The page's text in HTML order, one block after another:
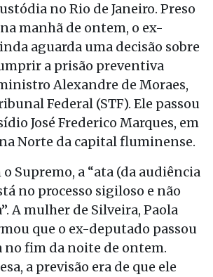
no Rio de Janeiro. Preso
manhã de ontem, o ex-
aguarda uma decisão sobre
a prisão preventiva
Alexandre de Moraes,
Federal (STF). Ele passou
José Frederico Marques, em
Norte da capital fluminense.
o Supremo, a “ata (da audiência
no processo sigiloso e não
A mulher de Silveira, Paola
que o ex-deputado passou
no fim da noite de ontem.
a previsão era de que ele